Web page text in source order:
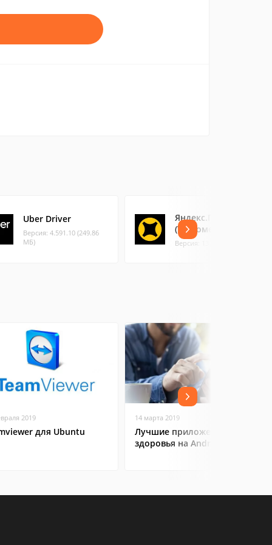
Uber Driver
Версия: 4.591.10 (249.86
МБ)
Яндекс.Про
(Таксометр)
Версия: 13.61 (119.14 МБ)
2019
для Ubuntu
14 марта 2019
Лучшие приложения для
здоровья на Android